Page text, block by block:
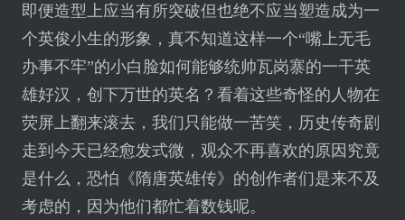
即便造型上应当有所突破但也绝不应当塑造成为一
个英俊小生的形象，真不知道这样一个“嘴上无毛
办事不牢”的小白脸如何能够统帅瓦岗寨的一干英
雄好汉，创下万世的英名？看着这些奇怪的人物在
荧屏上翻来滚去，我们只能做一苦笑，历史传奇剧
走到今天已经愈发式微，观众不再喜欢的原因究竟
是什么，恐怕《隋唐英雄传》的创作者们是来不及
考虑的，因为他们都忙着数钱呢。